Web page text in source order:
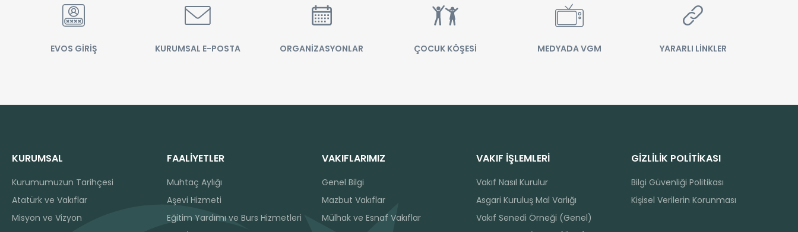
EVOS GİRİŞ KURUMSAL E-POSTA ORGANİZASYONLAR ÇOCUK KÖŞESİ MEDYADA VGM YARARLI LİNKLER
KURUMSAL
Kurumumuzun Tarihçesi
Atatürk ve Vakıflar
Misyon ve Vizyon
FAALİYETLER
Muhtaç Aylığı
Aşevi Hizmeti
Eğitim Yardımı ve Burs Hizmetleri
VAKIFLARIMIZ
Genel Bilgi
Mazbut Vakıflar
Mülhak ve Esnaf Vakıflar
VAKIF İŞLEMLERİ
Vakıf Nasıl Kurulur
Asgari Kuruluş Mal Varlığı
Vakıf Senedi Örneği (Genel)
GİZLİLİK POLİTİKASI
Bilgi Güvenliği Politikası
Kişisel Verilerin Korunması